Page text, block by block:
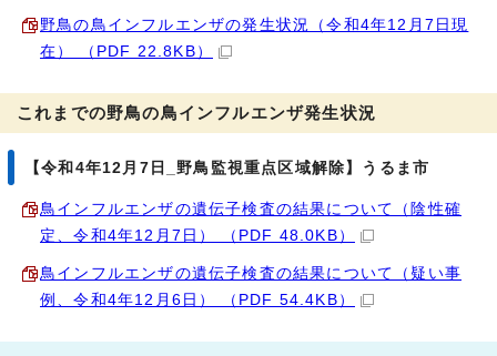
野鳥の鳥インフルエンザの発生状況（令和4年12月7日現
在） （PDF 22.8KB）
これまでの野鳥の鳥インフルエンザ発生状況
【令和4年12月7日_野鳥監視重点区域解除】うるま市
鳥インフルエンザの遺伝子検査の結果について（陰性確
定、令和4年12月7日） （PDF 48.0KB）
鳥インフルエンザの遺伝子検査の結果について（疑い事
例、令和4年12月6日） （PDF 54.4KB）